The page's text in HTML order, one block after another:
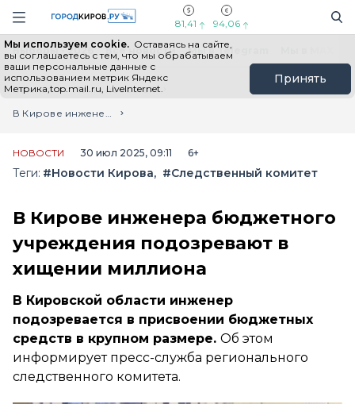
Навигация сайта
81,41 94,06
Мы используем cookie. Оставаясь на сайте,
вы соглашаетесь с тем, что мы обрабатываем
ваши персональные данные с
использованием метрик Яндекс
Метрика,top.mail.ru, LiveInternet.
Принять
Выборы - 2026 Все новости Мы в Telegram
Главная
Лента новостей
В Кирове инженера бюджетного учреждения подозревают в хищении миллиона
НОВОСТИ 30 июл 2025, 09:11 6+
Теги: #Новости Кирова #Следственный комитет
В Кирове инженера бюджетного
учреждения подозревают в
хищении миллиона
В Кировской области инженер
подозревается в присвоении бюджетных
средств в крупном размере. Об этом
информирует пресс-служба регионального
следственного комитета.